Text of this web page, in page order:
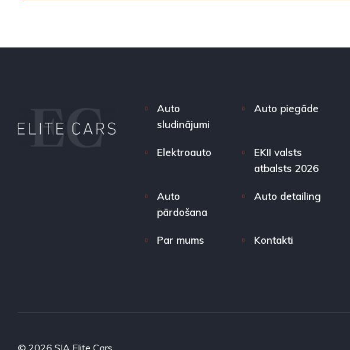
Auto
sludinājumi
Auto piegāde
Elektroauto
EKII valsts
atbalsts 2026
Auto
pārdošana
Auto detailing
Par mums Kontakti
© 2026 SIA Elite Cars